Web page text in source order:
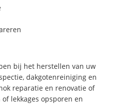
bij het herstellen van uw
dakgotenreiniging en
reparatie en renovatie of
lekkages opsporen en